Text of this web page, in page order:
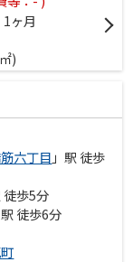
1ヶ月
)
六丁目 」駅 徒歩
徒歩5分
駅 徒歩6分